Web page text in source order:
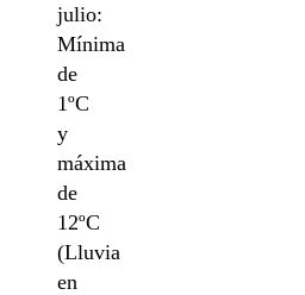
julio:
Mínima
de
1ºC
y
máxima
de
12ºC
(Lluvia
en